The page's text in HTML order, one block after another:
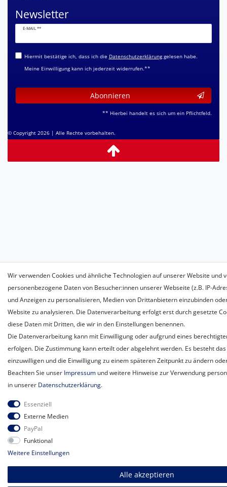
Newsletter
E-MAIL **
Newsletter
Honig
Hiermit bestätige ich, dass ich die Daten­schutz­erklärunggelesen habe.
Meine Einwilligung kann ich jederzeit widerrufen.**
Abonnieren
** Hierbei handelt es sich um ein Pflichtfeld.
© Copyright 2026 | Alle Rechte vorbehalten.
Wir verwenden Cookies und ähnliche Technologien auf unserer Website und
personenbezogene Daten von Besucher:innen unserer Webseite (z.B. IP-
und Anzeigen zu personalisieren, Medien von Drittanbietern einzubinden
Website zu analysieren. Die Datenverarbeitung erfolgt erst durch gesetzte
diese Daten mit Dritten, die wir in den Einstellungen benennen.
Die Datenverarbeitung kann mit Einwilligung oder aufgrund eines
erfolgen. Die Zustimmung kann erteilt oder abgelehnt werden. Es besteht das
einzuwilligen und die Einwilligung zu einem späteren Zeitpunkt zu ändern
Beachten Sie unser Impressum und weitere Hinweise zur Verwendung
in unserer Daten­schutz­erklärung.
Essenziell
Externe Medien
PayPal
Funktional
Weitere Einstellungen
Alle akzeptieren